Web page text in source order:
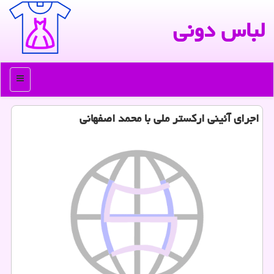
لباس دونی
منو
اجرای آئینی اركستر ملی با محمد اصفهانی